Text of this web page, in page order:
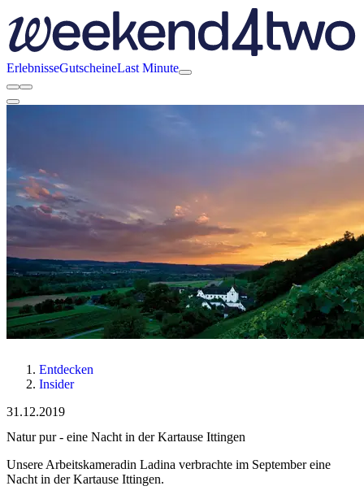
ErlebnisseGutscheineLast Minute
Entdecken
Insider
31.12.2019
Natur pur - eine Nacht in der Kartause Ittingen
Unsere Arbeitskameradin Ladina verbrachte im September eine
Nacht in der Kartause Ittingen.